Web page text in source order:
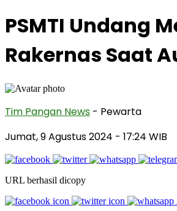
PSMTI Undang
Rakernas Saat
Tim Pangan News - Pewarta
Jumat, 9 Agustus 2024 - 17:24 WIB
URL berhasil dicopy